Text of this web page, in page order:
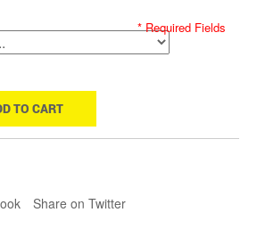
* Required Fields
TO CART
Share on Twitter